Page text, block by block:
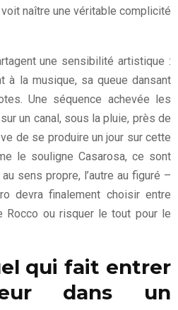
naître une véritable complicité
une sensibilité artistique :
à la musique, sa queue dansant
Une séquence achevée les
un canal, sous la pluie, près de
de se produire un jour sur cette
le souligne Casarosa, ce sont
sens propre, l’autre au figuré –
devra finalement choisir entre
Rocco ou risquer le tout pour le
qui fait entrer
dans un